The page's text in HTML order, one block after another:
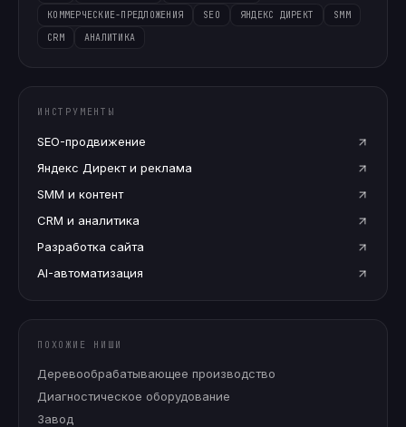
КОММЕРЧЕСКИЕ-ПРЕДЛОЖЕНИЯ SEO ЯНДЕКС ДИРЕКТ
SMM
CRM
АНАЛИТИКА
ИНСТРУМЕНТЫ
SEO-продвижение
Яндекс Директ и реклама
SMM и контент
CRM и аналитика
Разработка сайта
AI-автоматизация
ПОХОЖИЕ НИШИ
Деревообрабатывающее производство
Диагностическое оборудование
Завод